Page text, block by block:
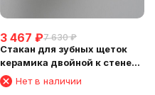
3 467 ₽7 630 ₽
Стакан для зубных щеток
керамика двойной к стене
SCHEIN (324C)
Нет в наличии